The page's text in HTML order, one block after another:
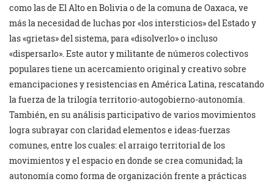
como las de El Alto en Bolivia o de la comuna de Oaxaca, ve
más la necesidad de luchas por «los intersticios» del Estado y
las «grietas» del sistema, para «disolverlo» o incluso
«dispersarlo». Este autor y militante de números colectivos
populares tiene un acercamiento original y creativo sobre
emancipaciones y resistencias en América Latina, rescatando
la fuerza de la trilogía territorio-autogobierno-autonomía.
También, en su análisis participativo de varios movimientos
logra subrayar con claridad elementos e ideas-fuerzas
comunes, entre los cuales: el arraigo territorial de los
movimientos y el espacio en donde se crea comunidad; la
autonomía como forma de organización frente a prácticas